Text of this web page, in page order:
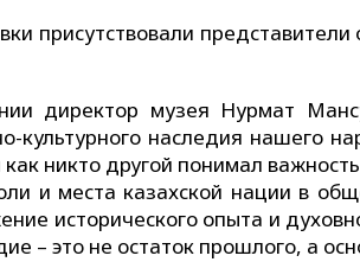
присутствовали
директор музея Нурмат
культурного наследия нашего
никто другой понимал
и места казахской нации в
исторического опыта и
– это не остаток прошлого, а